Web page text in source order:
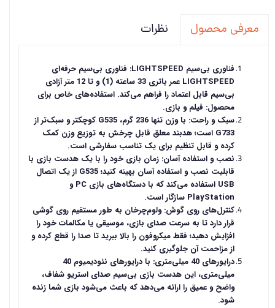
معرفی محصول نظرات
فناوری بی‌سیم LIGHTSPEED: فناوری بی‌سیم حرفه‌ای
LIGHTSPEED عمر باتری 33 ساعته (1) و تا 12 متر آزادی
بی‌سیم قابل اعتماد را فراهم می‌کند. استفاده‌های خاص برای
محصول: فیلم و بازی.
سبک و راحت: با وزن تنها 236 گرم، G535 کوچکتر و سبک‌تر از
G733 است؛ هدبند معلق قابل چرخش به توزیع وزن کمک
کرده و قابل تنظیم برای یک تناسب سفارشی است.
نصب و استفاده آسان: زمان بازی خود را با یک هدست بازی با
قابلیت نصب و استفاده آسان بهینه کنید؛ G535 از یک اتصال
USB استفاده می‌کند که با دستگاه‌های بازی PC و
PlayStation سازگار است.
کنترل‌های روی گوش: ولوم‌چرخان به طور مستقیم روی گوشی
قرار دارد تا به سرعت صدای بازی، موسیقی یا مکالمات خود را
افزایش دهید؛ فقط میکروفون را بالا ببرید تا صدا را قطع کرده و
از مزاحمت آن جلوگیری کنید.
درایورهای 40 میلی‌متری: با درایورهای نئودیمیوم 40
میلی‌متری، این هدست بازی بی‌سیم صدای استریو شفاف،
واضح و عمیق را ارائه می‌دهد که باعث می‌شود بازی شما زنده
شود.